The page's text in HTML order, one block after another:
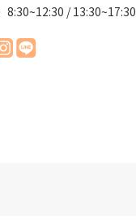
8:30~12:30 / 13:30~17:30